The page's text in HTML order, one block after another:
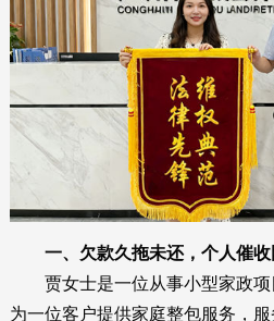
一、欠款久拖未还，个人催
贾女士是一位从事小型家政项
为一位客户提供家庭整包服务，